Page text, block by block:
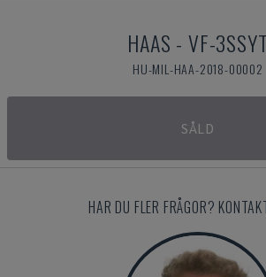
HAAS -VF-3SSYT
HU-MIL-HAA-2018-00002
SÅLD
HAR DU FLER FRÅGOR?